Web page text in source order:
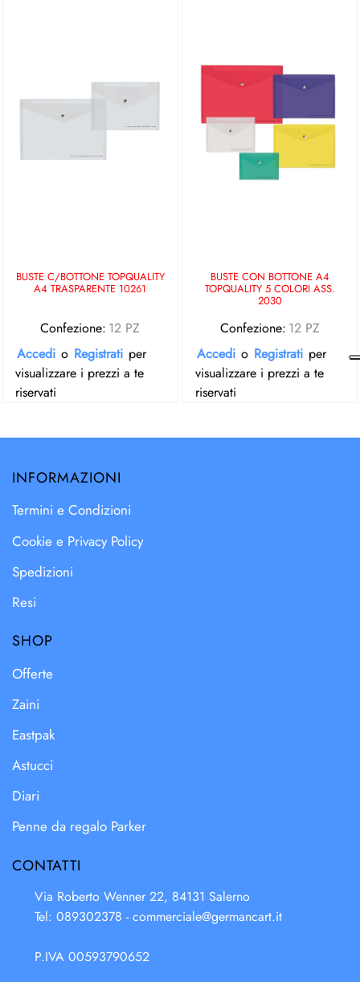
BUSTE C/BOTTONE TOPQUALITY
A4 TRASPARENTE 10261
Confezione: 12 PZ
Accedi o Registrati per
visualizzare i prezzi a te
riservati
BUSTE CON BOTTONE A4
TOPQUALITY 5 COLORI ASS.
2030
Confezione: 12 PZ
Accedi o Registrati per
visualizzare i prezzi a te
riservati
INFORMAZIONI
Termini e Condizioni
Cookie e Privacy Policy
Spedizioni
Resi
SHOP
Offerte
Zaini
Eastpak
Astucci
Diari
Penne da regalo Parker
CONTATTI
Via Roberto Wenner 22, 84131 Salerno
Tel: 089302378 -commerciale@germancart.it
P.IVA 00593790652